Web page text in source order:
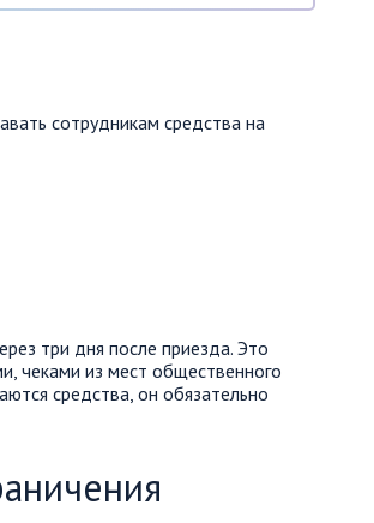
сотрудникам средства на
три дня после приезда. Это
чеками из мест общественного
средства, он обязательно